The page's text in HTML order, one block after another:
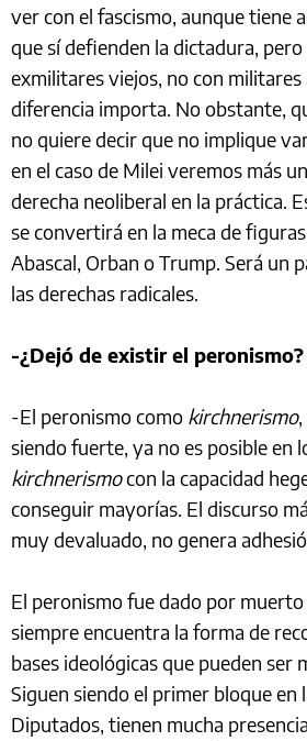
ver con el fascismo, aunque tiene
que sí defienden la dictadura,
exmilitares viejos, no con militares
diferencia importa. No obstante,
no quiere decir que no implique
en el caso de Milei veremos más
derecha neoliberal en la práctica.
se convertirá en la meca de
Abascal, Orban o Trump. Será un
las derechas radicales.
-¿Dejó de existir el peronismo?
-El peronismo como kirchnerismo
siendo fuerte, ya no es posible en
kirchnerismocon la capacidad
conseguir mayorías. El discurso
muy devaluado, no genera
El peronismo fue dado por
siempre encuentra la forma de
bases ideológicas que pueden ser
Siguen siendo el primer bloque en
Diputados, tienen mucha